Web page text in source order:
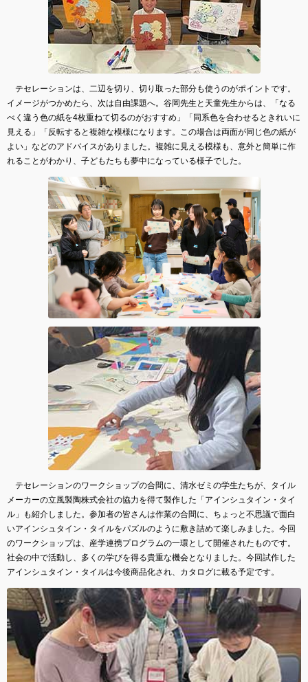
テセレーションは、二辺を切り、切り取った部分も使うのがポイントです。
イメージがつかめたら、次は自由課題へ。谷岡先生と天童先生からは、「なる
べく違う色の紙を4枚重ねて切るのがおすすめ」「同系色を合わせるときれいに
見える」「反転すると複雑な模様になります。この場合は両面が同じ色の紙が
よい」などのアドバイスがありました。複雑に見える模様も、意外と簡単に作
れることがわかり、子どもたちも夢中になっている様子でした。
テセレーションのワークショップの合間に、清水ゼミの学生たちが、タイル
メーカーの立風製陶株式会社の協力を得て製作した「アインシュタイン・タイ
ル」も紹介しました。参加者の皆さんは作業の合間に、ちょっと不思議で面白
いアインシュタイン・タイルをパズルのように敷き詰めて楽しみました。今回
のワークショップは、産学連携プログラムの一環として開催されたものです。
社会の中で活動し、多くの学びを得る貴重な機会となりました。今回試作した
アインシュタイン・タイルは今後商品化され、カタログに載る予定です。